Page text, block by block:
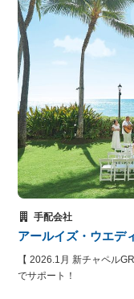
手配会社
アールイズ・ウエデ
【 2026.1月 新チャペル
でサポート！